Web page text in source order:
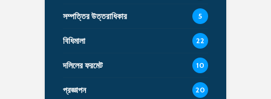
সম্পত্তির উত্তরাধিকার 5
বিধিমালা 22
দলিলের ফরমেট 10
প্রজ্ঞাপন 20